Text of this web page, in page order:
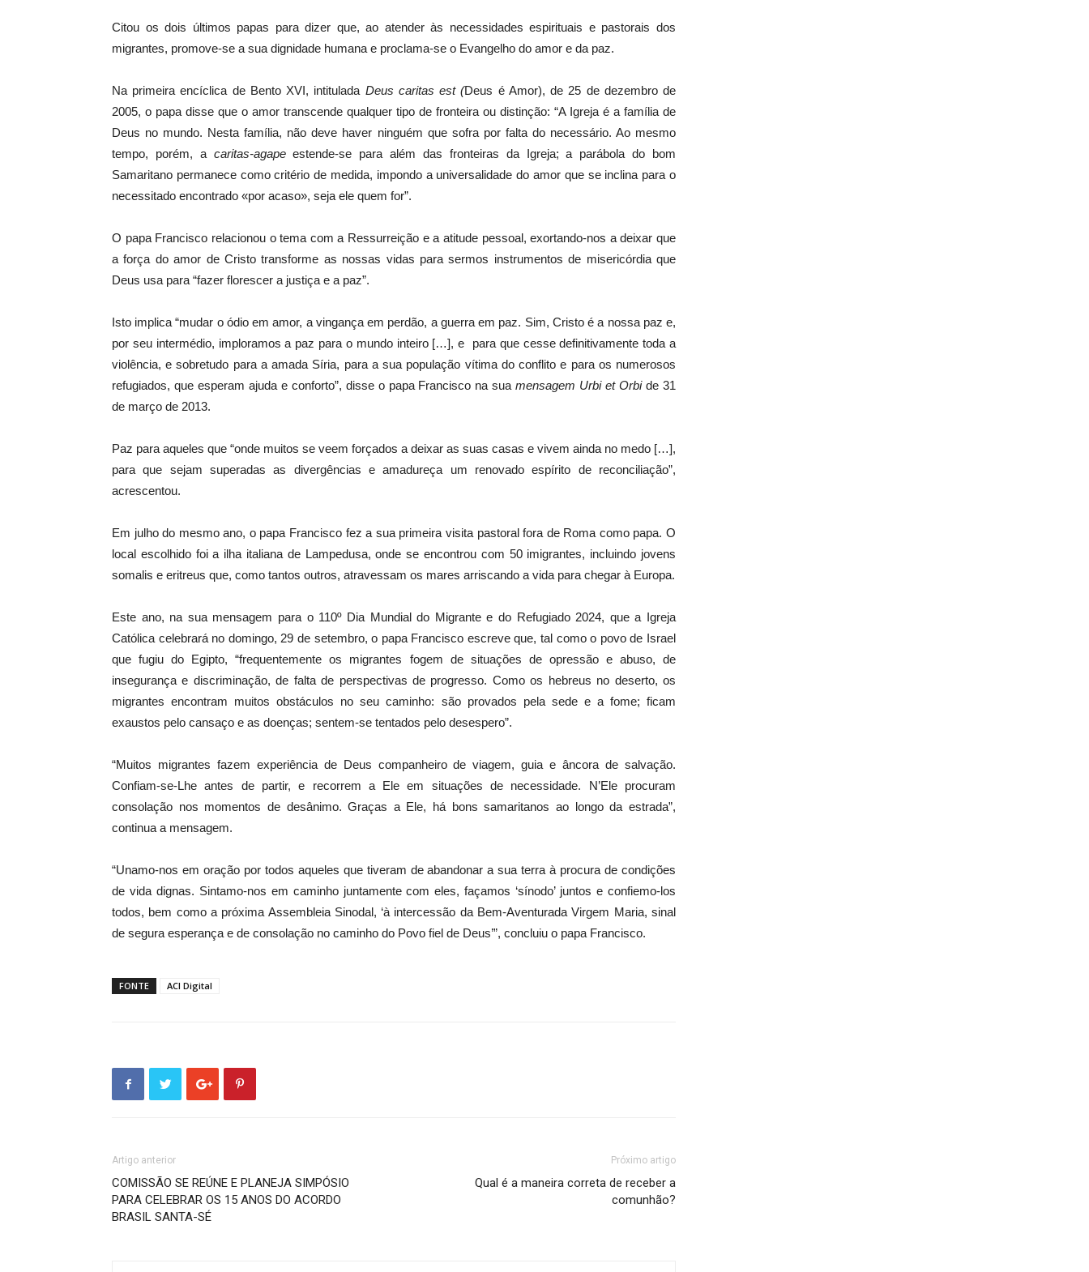
Citou os dois últimos papas para dizer que, ao atender às necessidades espirituais e pastorais dos
migrantes, promove-se a sua dignidade humana e proclama-se o Evangelho do amor e da paz.
Na primeira encíclica de Bento XVI, intitulada Deus caritas est(Deus é Amor), de 25 de dezembro de
2005, o papa disse que o amor transcende qualquer tipo de fronteira ou distinção: “A Igreja é a família de
Deus no mundo. Nesta família, não deve haver ninguém que sofra por falta do necessário. Ao mesmo
tempo, porém, a caritas-agapeestende-se para além das fronteiras da Igreja; a parábola do bom
Samaritano permanece como critério de medida, impondo a universalidade do amor que se inclina para o
necessitado encontrado «por acaso», seja ele quem for”.
O papa Francisco relacionou o tema com a Ressurreição e a atitude pessoal, exortando-nos a deixar que
a força do amor de Cristo transforme as nossas vidas para sermos instrumentos de misericórdia que
Deus usa para “fazer florescer a justiça e a paz”.
Isto implica “mudar o ódio em amor, a vingança em perdão, a guerra em paz. Sim, Cristo é a nossa paz e,
por seu intermédio, imploramos a paz para o mundo inteiro […], e para que cesse definitivamente toda a
violência, e sobretudo para a amada Síria, para a sua população vítima do conflito e para os numerosos
refugiados, que esperam ajuda e conforto”, disse o papa Francisco na suamensagem Urbi et Orbide 31
de março de 2013.
Paz para aqueles que “onde muitos se veem forçados a deixar as suas casas e vivem ainda no medo […],
para que sejam superadas as divergências e amadureça um renovado espírito de reconciliação”,
acrescentou.
Em julho do mesmo ano, o papa Francisco fez a sua primeira visita pastoral fora de Roma como papa. O
local escolhido foi a ilha italiana de Lampedusa, onde se encontrou com 50 imigrantes, incluindo jovens
somalis e eritreus que, como tantos outros, atravessam os mares arriscando a vida para chegar à Europa.
Este ano, na sua mensagem para o 110º Dia Mundial do Migrante e do Refugiado 2024, que a Igreja
Católica celebrará no domingo, 29 de setembro, o papa Francisco escreve que, tal como o povo de Israel
que fugiu do Egipto, “frequentemente os migrantes fogem de situações de opressão e abuso, de
insegurança e discriminação, de falta de perspectivas de progresso. Como os hebreus no deserto, os
migrantes encontram muitos obstáculos no seu caminho: são provados pela sede e a fome; ficam
exaustos pelo cansaço e as doenças; sentem-se tentados pelo desespero”.
“Muitos migrantes fazem experiência de Deus companheiro de viagem, guia e âncora de salvação.
Confiam-se-Lhe antes de partir, e recorrem a Ele em situações de necessidade. N’Ele procuram
consolação nos momentos de desânimo. Graças a Ele, há bons samaritanos ao longo da estrada”,
continua a mensagem.
“Unamo-nos em oração por todos aqueles que tiveram de abandonar a sua terra à procura de condições
de vida dignas. Sintamo-nos em caminho juntamente com eles, façamos ‘sínodo’ juntos e confiemo-los
todos, bem como a próxima Assembleia Sinodal, ‘à intercessão da Bem-Aventurada Virgem Maria, sinal
de segura esperança e de consolação no caminho do Povo fiel de Deus’”, concluiu o papa Francisco.
FONTE ACI Digital
Artigo anterior
COMISSÃO SE REÚNE E PLANEJA SIMPÓSIO
PARA CELEBRAR OS 15 ANOS DO ACORDO
BRASIL SANTA-SÉ
Próximo artigo
Qual é a maneira correta de receber a
comunhão?